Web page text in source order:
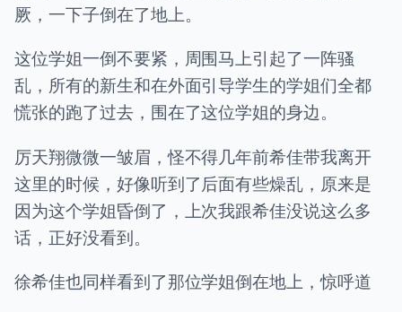
厥，一下子倒在了地上。
这位学姐一倒不要紧，周围马上引起了一阵骚
乱，所有的新生和在外面引导学生的学姐们全都
慌张的跑了过去，围在了这位学姐的身边。
厉天翔微微一皱眉，怪不得几年前希佳带我离开
这里的时候，好像听到了后面有些燥乱，原来是
因为这个学姐昏倒了，上次我跟希佳没说这么多
话，正好没看到。
徐希佳也同样看到了那位学姐倒在地上，惊呼道